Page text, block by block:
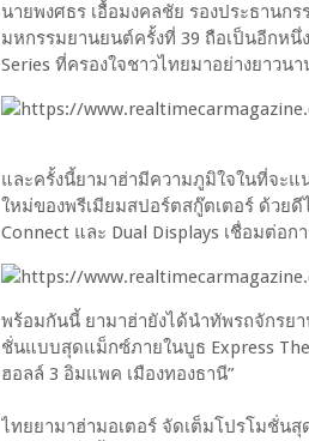
นายพงศธร เอื้อมงคลชัย รองประธานก
มหกรรมยานยนต์ครั้งที่ 39 ถือเป็นอีกหนึ่
Series ที่ครองใจชาวไทยมาอย่างยาว
และครั้งนี้ยามาฮ่ามีความภูมิใจในที่จะแ
ใหม่ของพรีเมียมสปอร์ตสกู๊ตเตอร์ ด้วย
Connect และ Dual Displays เชื่อมต่อ
พร้อมกันนี้ ยามาฮ่ายังได้นำทัพรถจักรย
ชั่นแบบสุดแม็กซ์ภายในบูธ Express The
ฮอลล์ 3 อิมแพค เมืองทองธานี”
ไทยยามาฮ่ามอเตอร์ จัดเต็มโปรโมชั่น